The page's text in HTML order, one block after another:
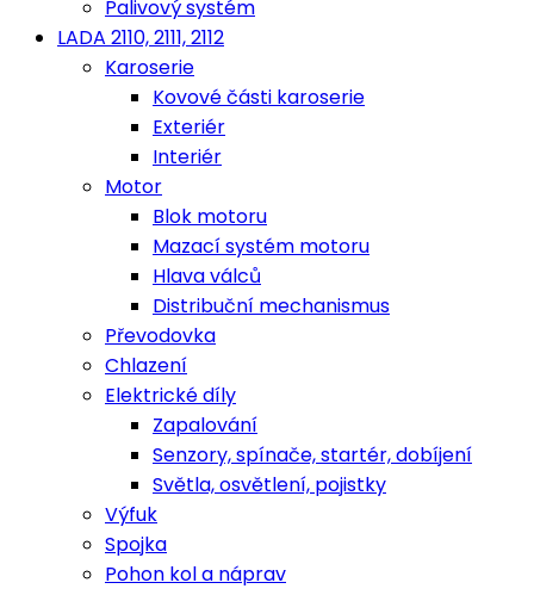
Palivový systém
LADA 2110, 2111, 2112
Karoserie
Kovové části karoserie
Exteriér
Interiér
Motor
Blok motoru
Mazací systém motoru
Hlava válců
Distribuční mechanismus
Převodovka
Chlazení
Elektrické díly
Zapalování
Senzory, spínače, startér, dobíjení
Světla, osvětlení, pojistky
Výfuk
Spojka
Pohon kol a náprav